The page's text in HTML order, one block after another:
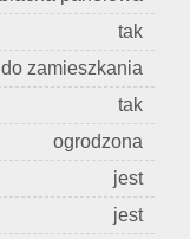
tak
do zamieszkania
tak
ogrodzona
jest
jest